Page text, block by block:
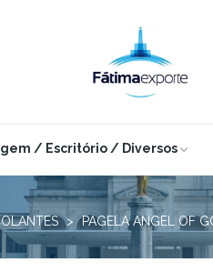
/ Escritório / Diversos
PAGELA ANGEL OF